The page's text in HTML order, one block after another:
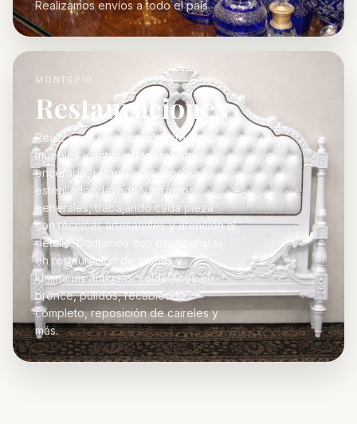
Realizamos envíos a todo el país.
MONTEPIO
Restauraciones
Realizamos restauración integral de
muebles y antigüedades: lustre,
encerado, retapizados, encolado,
esterillados, lavado y arreglos
generales, trabajando cada pieza
con técnicas artesanales y atención al
detalle. Contamos con especialistas
en restauración de arañas y
luminarias antiguas: soldaduras en
bronce, pulidos, recableado
completo, reposición de caireles y
más.